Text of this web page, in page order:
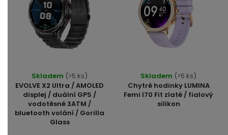
EVOLVE X2 Ultra / AMOLED
displej / duální GPS /
vodotěsné 3ATM /
bluetooth volání / Gorilla
Glass
hodnocení
produktu
je
5,0
Skladem (>5 ks)
Chytré hodinky LUMINA
Femi I70 Fit zlaté / fialový
silikon
hodnocení
produktu
je
Skladem (>5 ks)